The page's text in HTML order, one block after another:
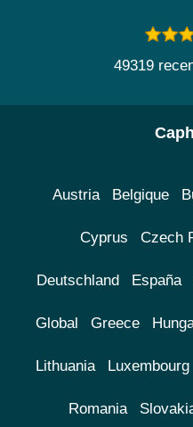
49319
Austria Belgique
Cyprus Czech
Deutschland España
Global Greece
Lithuania Luxembourg
Romania